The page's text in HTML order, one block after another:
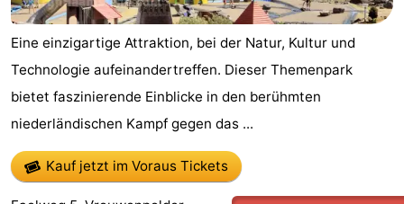
Duiveland
Renesse
-
Brouwershaven
Bruinisse
-
Eine einzigartige Attraktion, bei der Natur, Kultur und
Technologie aufeinandertreffen. Dieser Themenpark
bietet faszinierende Einblicke in den berühmten
niederländischen Kampf gegen das ...
Kauf jetzt im Voraus Tickets